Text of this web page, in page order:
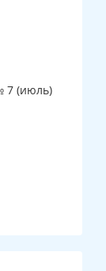
7 (июль)